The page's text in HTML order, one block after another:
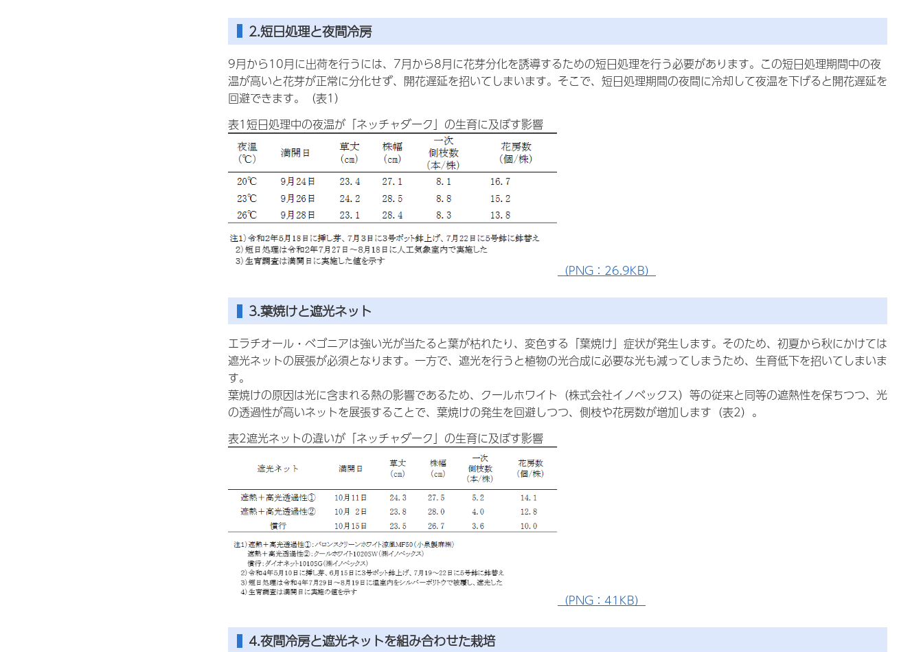
2.短日処理と夜間冷房
9月から10月に出荷を行うには、7月から8月に花芽分化を誘導するための短日処理を行う必要があります。この短日処理期間中の夜
温が高いと花芽が正常に分化せず、開花遅延を招いてしまいます。そこで、短日処理期間の夜間に冷却して夜温を下げると開花遅延を
回避できます。（表1）
表1短日処理中の夜温が「ネッチャダーク」の生育に及ぼす影響
（PNG：26.9KB）
3.葉焼けと遮光ネット
エラチオール・ベゴニアは強い光が当たると葉が枯れたり、変色する「葉焼け」症状が発生します。そのため、初夏から秋にかけては
遮光ネットの展張が必須となります。一方で、遮光を行うと植物の光合成に必要な光も減ってしまうため、生育低下を招いてしまいま
す。
葉焼けの原因は光に含まれる熱の影響であるため、クールホワイト（株式会社イノベックス）等の従来と同等の遮熱性を保ちつつ、光
の透過性が高いネットを展張することで、葉焼けの発生を回避しつつ、側枝や花房数が増加します（表2）。
表2遮光ネットの違いが「ネッチャダーク」の生育に及ぼす影響
（PNG：41KB）
4.夜間冷房と遮光ネットを組み合わせた栽培